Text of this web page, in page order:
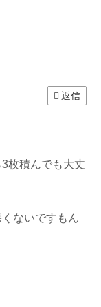
返信
枚積んでも大丈
ないですもん